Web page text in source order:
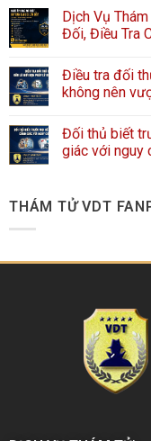
Dịch Vụ
Đối, Điều Tra
Điều tra đối
không nên
Đối thủ biết
giác với nguy
THÁM TỬ VDT